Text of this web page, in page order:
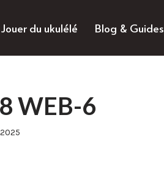
Jouer du ukulélé Blog & Guides
WEB-6